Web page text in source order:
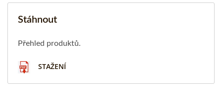
Stáhnout
Přehled produktů.
STAŽENÍ